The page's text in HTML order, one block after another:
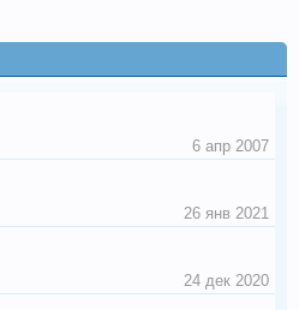
6 апр 2007
26 янв 2021
24 дек 2020